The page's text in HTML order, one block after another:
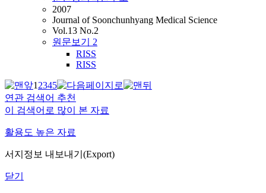
2007
Journal of Soonchunhyang Medical Science
Vol.13 No.2
원문보기 2
RISS
RISS
12345
연관 검색어 추천
이 검색어로 많이 본 자료
활용도 높은 자료
서지정보 내보내기(Export)
닫기